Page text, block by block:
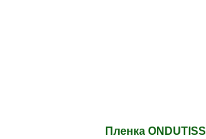
Пленка ONDUTISS